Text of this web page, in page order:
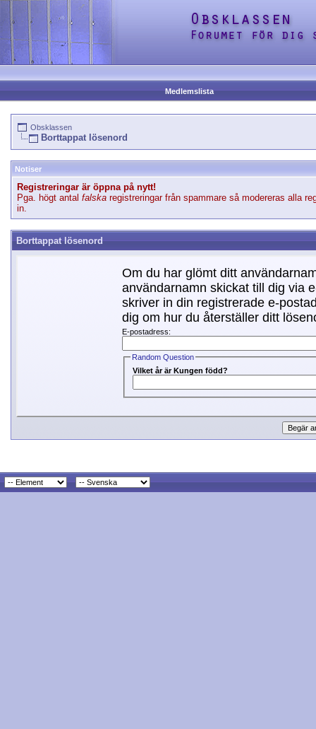
Medlemslista
Obsklassen
Borttappat lösenord
Notiser
Registreringar är öppna på nytt!
Pga. högt antal falska registreringar från spammare så modereras alla
in.
Borttappat lösenord
Om du har glömt ditt
användarnamn skickat till dig via
skriver in din registrerade e-
dig om hur du återställer ditt
E-postadress:
Random Question
Vilket år är Kungen född?